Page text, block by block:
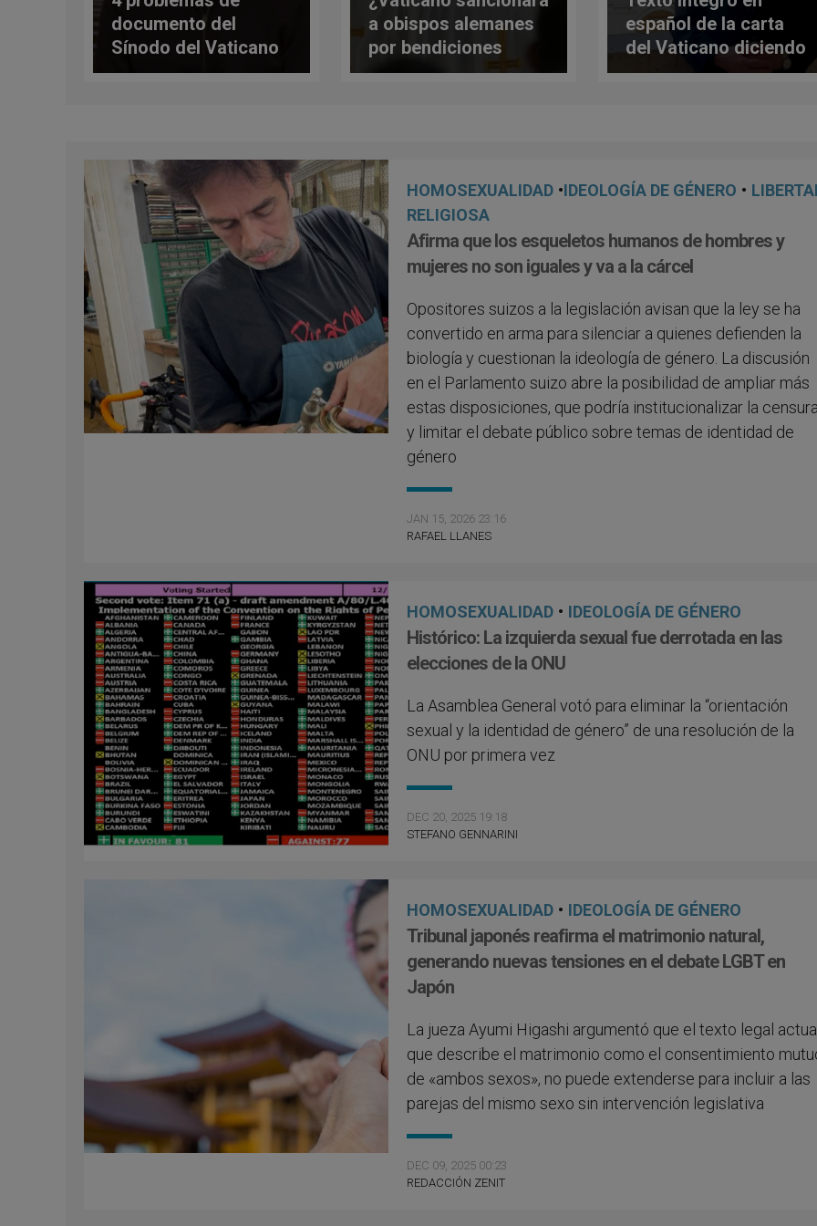
documento del
Sínodo del Vaticano
según Sacerdote
homosexuales
a obispos alemanes
por bendiciones
gays? La respuesta
español de la carta
del Vaticano diciendo
NO a propuesta de
HOMOSEXUALIDAD •IDEOLOGÍA DE GÉNERO •
RELIGIOSA
Afirma que los esqueletos humanos de hombres y
mujeres no son iguales y va a la cárcel
Opositores suizos a la legislación avisan que la ley se ha
convertido en arma para silenciar a quienes defienden la
biología y cuestionan la ideología de género. La discusión
en el Parlamento suizo abre la posibilidad de ampliar más
estas disposiciones, que podría institucionalizar la
y limitar el debate público sobre temas de identidad de
género
JAN 15, 2026 23:16
RAFAEL LLANES
HOMOSEXUALIDAD • IDEOLOGÍA DE GÉNERO
Histórico: La izquierda sexual fue derrotada en las
elecciones de la ONU
La Asamblea General votó para eliminar la “orientación
sexual y la identidad de género” de una resolución de la
ONU por primera vez
DEC 20, 2025 19:18
STEFANO GENNARINI
HOMOSEXUALIDAD • IDEOLOGÍA DE GÉNERO
Tribunal japonés reafirma el matrimonio natural,
generando nuevas tensiones en el debate LGBT en
Japón
La jueza Ayumi Higashi argumentó que el texto legal
que describe el matrimonio como el consentimiento
de «ambos sexos», no puede extenderse para incluir a las
parejas del mismo sexo sin intervención legislativa
DEC 09, 2025 00:23
REDACCIÓN ZENIT